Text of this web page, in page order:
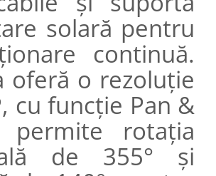
solară pentru
continuă.
oferă o rezoluție
cu funcție Pan &
rotația
de 355° și